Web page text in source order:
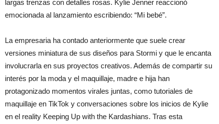
largas trenzas con detalles rosas. Kylie Jenner reaccionó
emocionada al lanzamiento escribiendo: “Mi bebé”.
La empresaria ha contado anteriormente que suele crear
versiones miniatura de sus diseños para Stormi y que le encanta
involucrarla en sus proyectos creativos. Además de compartir su
interés por la moda y el maquillaje, madre e hija han
protagonizado momentos virales juntas, como tutoriales de
maquillaje en TikTok y conversaciones sobre los inicios de Kylie
en el reality Keeping Up with the Kardashians. Tras esta